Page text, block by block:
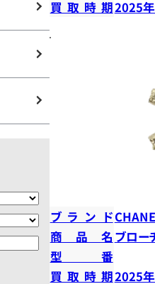
買取時期2025
ブランド
商品名 ブロー
型番
買取時期2025